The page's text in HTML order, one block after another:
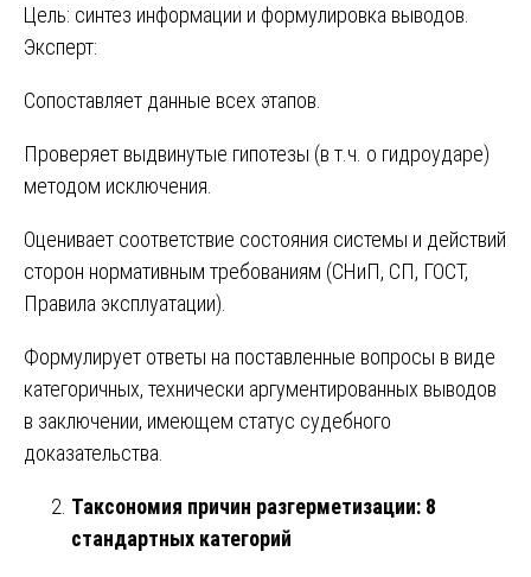
Цель: синтез информации и формулировка выводов.
Эксперт:
Сопоставляет данные всех этапов.
Проверяет выдвинутые гипотезы (в т.ч. о гидроударе)
методом исключения.
Оценивает соответствие состояния системы и действий
сторон нормативным требованиям (СНиП, СП, ГОСТ,
Правила эксплуатации).
Формулирует ответы на поставленные вопросы в виде
категоричных, технически аргументированных выводов
в заключении, имеющем статус судебного
доказательства.
Таксономия причин разгерметизации: 8
стандартных категорий